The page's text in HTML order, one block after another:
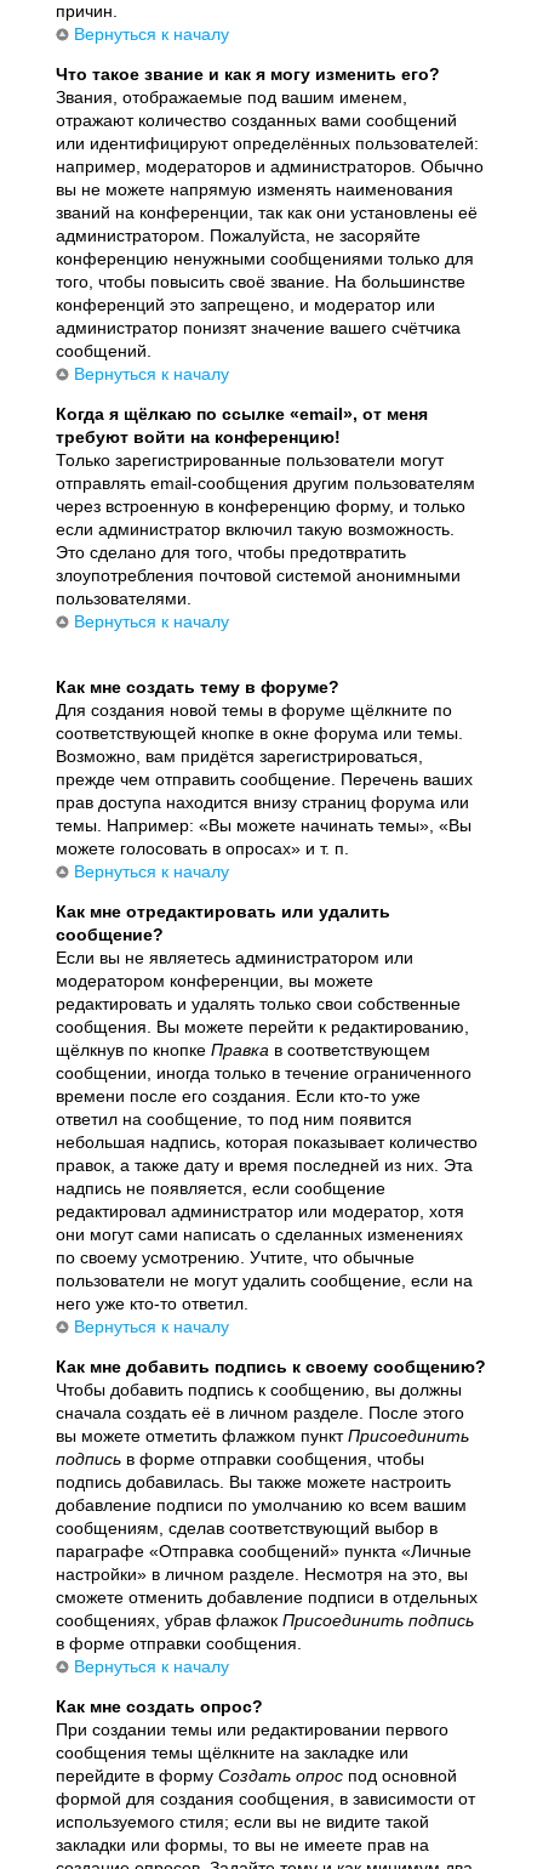
причин.
Вернуться к началу
Что такое звание и как я могу изменить его?
Звания, отображаемые под вашим именем,
отражают количество созданных вами сообщений
или идентифицируют определённых пользователей:
например, модераторов и администраторов. Обычно
вы не можете напрямую изменять наименования
званий на конференции, так как они установлены её
администратором. Пожалуйста, не засоряйте
конференцию ненужными сообщениями только для
того, чтобы повысить своё звание. На большинстве
конференций это запрещено, и модератор или
администратор понизят значение вашего счётчика
сообщений.
Вернуться к началу
Когда я щёлкаю по ссылке «email», от меня
требуют войти на конференцию!
Только зарегистрированные пользователи могут
отправлять email-сообщения другим пользователям
через встроенную в конференцию форму, и только
если администратор включил такую возможность.
Это сделано для того, чтобы предотвратить
злоупотребления почтовой системой анонимными
пользователями.
Вернуться к началу
Как мне создать тему в форуме?
Для создания новой темы в форуме щёлкните по
соответствующей кнопке в окне форума или темы.
Возможно, вам придётся зарегистрироваться,
прежде чем отправить сообщение. Перечень ваших
прав доступа находится внизу страниц форума или
темы. Например: «Вы можете начинать темы», «Вы
можете голосовать в опросах» и т. п.
Вернуться к началу
Как мне отредактировать или удалить
сообщение?
Если вы не являетесь администратором или
модератором конференции, вы можете
редактировать и удалять только свои собственные
сообщения. Вы можете перейти к редактированию,
щёлкнув по кнопкеПравка в соответствующем
сообщении, иногда только в течение ограниченного
времени после его создания. Если кто-то уже
ответил на сообщение, то под ним появится
небольшая надпись, которая показывает количество
правок, а также дату и время последней из них. Эта
надпись не появляется, если сообщение
редактировал администратор или модератор, хотя
они могут сами написать о сделанных изменениях
по своему усмотрению. Учтите, что обычные
пользователи не могут удалить сообщение, если на
него уже кто-то ответил.
Вернуться к началу
Как мне добавить подпись к своему сообщению?
Чтобы добавить подпись к сообщению, вы должны
сначала создать её в личном разделе. После этого
вы можете отметить флажком пунктПрисоединить
подпись в форме отправки сообщения, чтобы
подпись добавилась. Вы также можете настроить
добавление подписи по умолчанию ко всем вашим
сообщениям, сделав соответствующий выбор в
параграфе «Отправка сообщений» пункта «Личные
настройки» в личном разделе. Несмотря на это, вы
сможете отменить добавление подписи в отдельных
сообщениях, убрав флажокПрисоединить подпись
в форме отправки сообщения.
Вернуться к началу
Как мне создать опрос?
При создании темы или редактировании первого
сообщения темы щёлкните на закладке или
перейдите в формуСоздать опрос под основной
формой для создания сообщения, в зависимости от
используемого стиля; если вы не видите такой
закладки или формы, то вы не имеете прав на